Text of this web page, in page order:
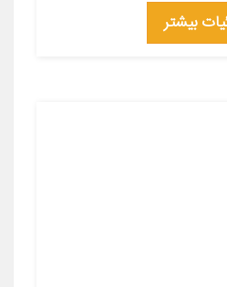
بیشتر